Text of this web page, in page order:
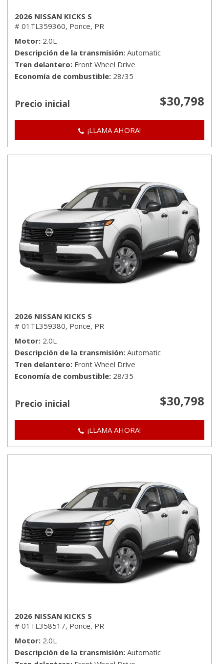
2026 NISSAN KICKS S
# 01TL359360, Ponce, PR
Motor 2.0L
Descripción de la transmisión Automatic
Tren delantero Front Wheel Drive
Economía de combustible 28/35
Precio inicial $30,798
¡LLAMA AHORA!
2026 NISSAN KICKS S
# 01TL359380, Ponce, PR
Motor 2.0L
Descripción de la transmisión Automatic
Tren delantero Front Wheel Drive
Economía de combustible 28/35
Precio inicial $30,798
¡LLAMA AHORA!
2026 NISSAN KICKS S
# 01TL358517, Ponce, PR
Motor 2.0L
Descripción de la transmisión Automatic